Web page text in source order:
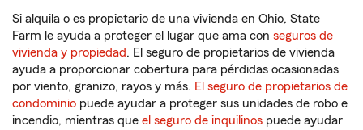
Si alquila o es propietario de una vivienda en Ohio, State
Farm le ayuda a proteger el lugar que ama con seguros de
vivienda y propiedad. El seguro de propietarios de vivienda
ayuda a proporcionar cobertura para pérdidas ocasionadas
por viento, granizo, rayos y más. El seguro de propietarios de
condominio puede ayudar a proteger sus unidades de robo e
incendio, mientras que el seguro de inquilinos puede ayudar